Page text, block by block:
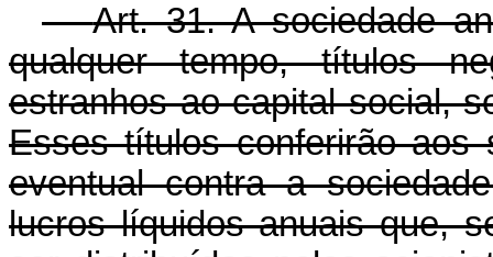
Art. 31. A sociedade
qualquer tempo, títulos
estranhos ao capital social,
Esses títulos conferirão aos
eventual contra a
lucros líquidos anuais que,